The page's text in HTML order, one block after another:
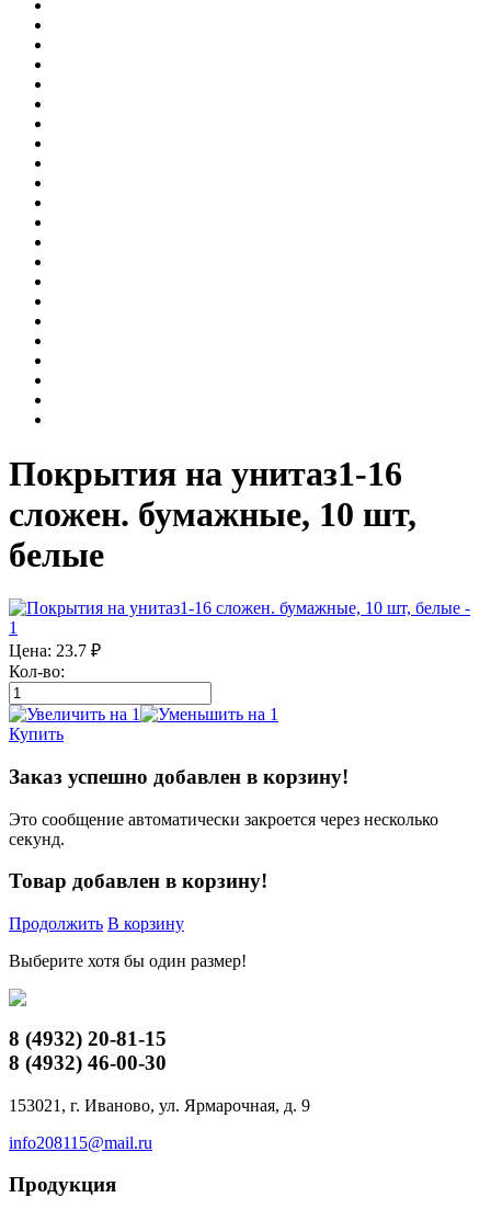
Покрытия на унитаз1-16
сложен. бумажные, 10 шт,
белые
Цена: 23.7 ₽
Кол-во:
Купить
Заказ успешно добавлен в корзину!
Это сообщение автоматически закроется через несколько
секунд.
Товар добавлен в корзину!
Продолжить В корзину
Выберите хотя бы один размер!
8 (4932) 20-81-15
8 (4932) 46-00-30
153021, г. Иваново, ул. Ярмарочная, д. 9
info208115@mail.ru
Продукция